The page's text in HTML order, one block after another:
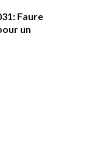
Faure
un